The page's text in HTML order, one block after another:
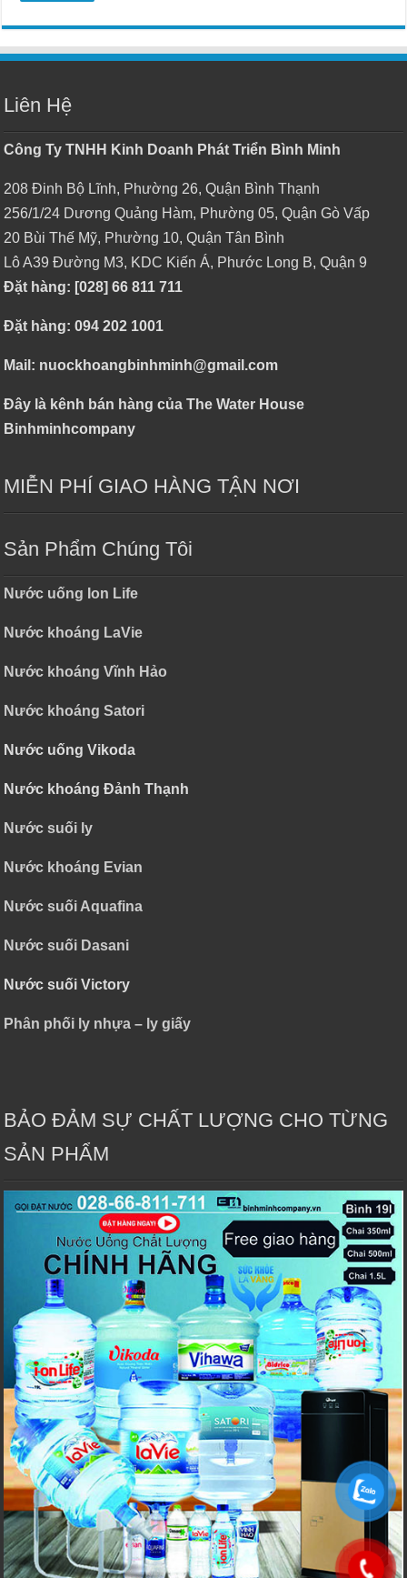
Liên Hệ
Công Ty TNHH Kinh Doanh Phát Triển Bình Minh
208 Đinh Bộ Lĩnh, Phường 26, Quận Bình Thạnh
256/1/24 Dương Quảng Hàm, Phường 05, Quận Gò Vấp
20 Bùi Thế Mỹ, Phường 10, Quận Tân Bình
Lô A39 Đường M3, KDC Kiến Á, Phước Long B, Quận 9
Đặt hàng: [028] 66 811 711
Đặt hàng: 094 202 1001
Mail: nuockhoangbinhminh@gmail.com
Đây là kênh bán hàng của The Water House
Binhminhcompany
MIỄN PHÍ GIAO HÀNG TẬN NƠI
Sản Phẩm Chúng Tôi
Nước uống Ion Life
Nước khoáng LaVie
Nước khoáng Vĩnh Hảo
Nước khoáng Satori
Nước uống Vikoda
Nước khoáng Đảnh Thạnh
Nước suối ly
Nước khoáng Evian
Nước suối Aquafina
Nước suối Dasani
Nước suối Victory
Phân phối ly nhựa – ly giấy
BẢO ĐẢM SỰ CHẤT LƯỢNG CHO TỪNG
SẢN PHẨM